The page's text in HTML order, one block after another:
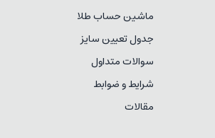
ماشین حساب طلا
جدول تعیین سایز
سوالات متداول
شرایط و ضوابط
مقالات